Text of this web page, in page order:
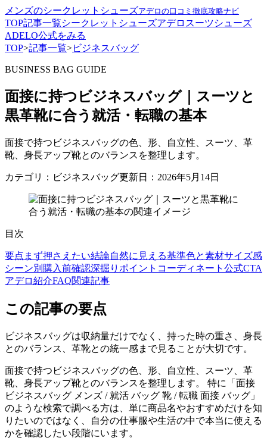
メンズのシークレットシューズアデロの口コミ徹底攻略ナビ
TOP記事一覧シークレットシューズアデロ スーツシューズ
ADELO公式をみる
TOP>記事一覧>ビジネスバッグ
BUSINESS BAG GUIDE
面接に持つビジネスバッグ｜スーツと
黒革靴に合う就活・転職の基本
面接で持つビジネスバッグの色、形、自立性、スーツ、革
靴、身長アップ靴とのバランスを整理します。
カテゴリ：ビジネスバッグ更新日：2026年5月14日
目次
要点 まず押さえたい結論自然に見える基準色と素材サイズ感
シーン別 購入前確認深掘りポイント コーディネート 公式CTA
アデロ紹介FAQ関連記事
この記事の要点
ビジネスバッグは収納量だけでなく、持った時の重さ、身長
とのバランス、革靴との統一感まで見ることが大切です。
面接で持つビジネスバッグの色、形、自立性、スーツ、革
靴、身長アップ靴とのバランスを整理します。 特に「面接
ビジネスバッグ メンズ / 就活 バッグ 靴 / 転職 面接 バッグ」
のような検索で調べる方は、単に商品名やおすすめだけを知
りたいのではなく、自分の仕事服や生活の中で本当に使える
かを確認したい段階にいます。